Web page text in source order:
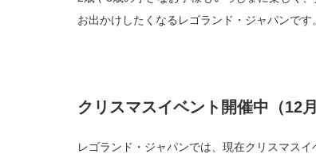
お出かけしたくなるレゴランド・ジャパンです。
クリスマスイベント開催中（12
レゴランド・ジャパンでは、現在クリスマス